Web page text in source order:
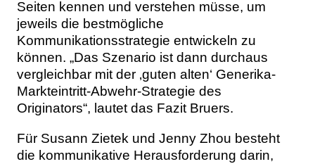
Seiten kennen und verstehen müsse, um
jeweils die bestmögliche
Kommunikationsstrategie entwickeln zu
können. „Das Szenario ist dann durchaus
vergleichbar mit der ‚guten alten‘ Generika-
Markteintritt-Abwehr-Strategie des
Originators“, lautet das Fazit Bruers.
Für Susann Zietek und Jenny Zhou besteht
die kommunikative Herausforderung darin,